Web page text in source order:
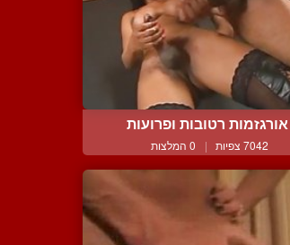
אורגזמות רטובות ופרועות
7042 צפיות | 0 המלצות